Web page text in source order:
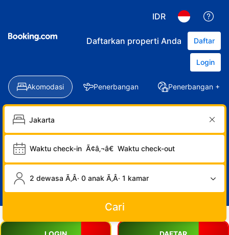
IDR
Daftarkan properti Anda Daftar
Login
Akomodasi Penerbangan Penerbangan +
Waktu check-in Ã¢â‚¬â€ Waktu check-out
2 dewasa Ã‚Â· 0 anak Ã‚Â· 1 kamar
Cari